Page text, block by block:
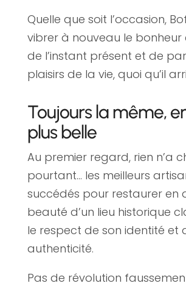
Quelle que soit l’occasion,
vibrer à nouveau le
de l’instant présent et de
plaisirs de la vie, quoi qu’il
Toujours la même,
plus belle
Au premier regard, rien n’a
pourtant… les meilleurs
succédés pour restaurer en
beauté d’un lieu historique
le respect de son identité et
authenticité.
Pas de révolution